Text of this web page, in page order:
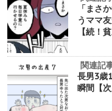
「まさ
うママ
【続！
関連記
長男3歳
瞬間【